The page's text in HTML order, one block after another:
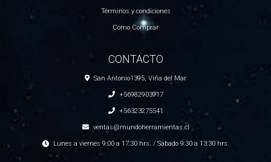
Términos y condiciones
Como Comprar
CONTACTO
San Antonio1395, Viña del Mar
+56982903917
+56323275541
ventas@mundoherramientas.cl
Lunes a viernes 9:00 a 17:30 hrs. / Sábado 9:30 a 13:30 hrs.